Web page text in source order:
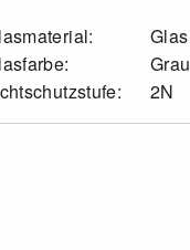
Glas
Grau
2N